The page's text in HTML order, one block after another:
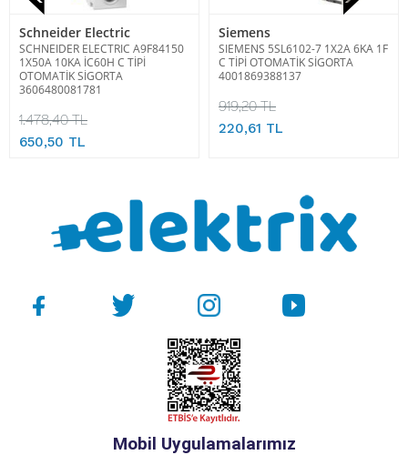
Schneider Electric
SCHNEIDER ELECTRIC A9F84150
1X50A 10KA İC60H C TİPİ
OTOMATİK SİGORTA
3606480081781
1.478,40 TL
650,50 TL
Siemens
SIEMENS 5SL6102-7 1X2A 6KA 1F
C TİPİ OTOMATİK SİGORTA
4001869388137
919,20 TL
220,61 TL
Mobil Uygulamalarımız